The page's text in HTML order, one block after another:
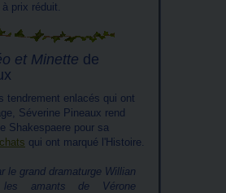
à prix réduit.
et Minette de
tendrement enlacés qui ont
Séverine Pineaux rend
Shakespaere pour sa
chats qui ont marqué l'Histoire.
le grand dramaturge Willian
les amants de Vérone